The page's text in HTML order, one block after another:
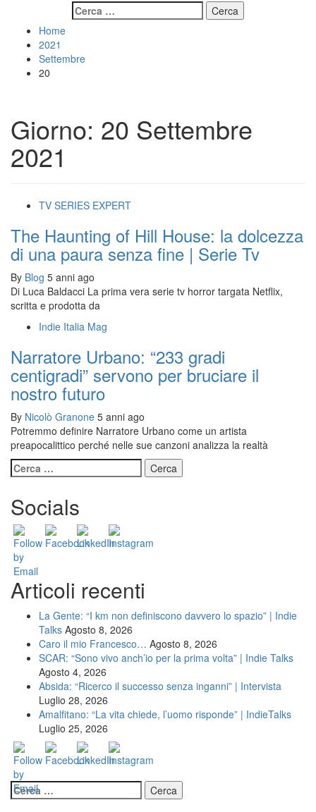
Ricerca
per:
Home
2021
Settembre
20
Giorno: 20 Settembre
2021
TV SERIES EXPERT
The Haunting of Hill House: la dolcezza
di una paura senza fine | Serie Tv
By Blog 5 anni ago
Di Luca Baldacci La prima vera serie tv horror targata Netflix,
scritta e prodotta da
Indie Italia Mag
Narratore Urbano: “233 gradi
centigradi” servono per bruciare il
nostro futuro
By Nicolò Granone 5 anni ago
Potremmo definire Narratore Urbano come un artista
preapocalittico perché nelle sue canzoni analizza la realtà
Ricerca
per:
Socials
Articoli recenti
La Gente: “I km non definiscono davvero lo spazio” | Indie
Talks Agosto 8, 2026
Caro il mio Francesco… Agosto 8, 2026
SCAR: “Sono vivo anch’io per la prima volta” | Indie Talks
Agosto 4, 2026
Absida: “Ricerco il successo senza inganni” | Intervista
Luglio 28, 2026
Amalfitano: “La vita chiede, l’uomo risponde” | IndieTalks
Luglio 25, 2026
Ricerca
per: